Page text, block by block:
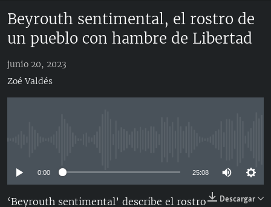
navegación
principal
#11JCUBA, 5 AÑOS DESPUÉS
INFORME DEL DEPARTAMENTO DE ESTADO DE EEUU
AMÉRICA 250
INMIGRACIÓN
MUNDO
DEPORTES
ARTE Y ENTRETENIMIENTO
ESPECIALES
Beyrouth sentimental, el rostro de
un pueblo con hambre de Libertad
junio 20, 2023
Zoé Valdés
0:00 25:08
Descargar
‘Beyrouth sentimental’ describe el rostro